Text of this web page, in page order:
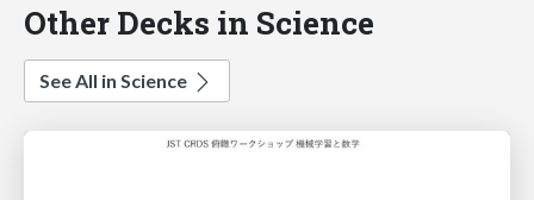
Other Decks in Science
See All in Science